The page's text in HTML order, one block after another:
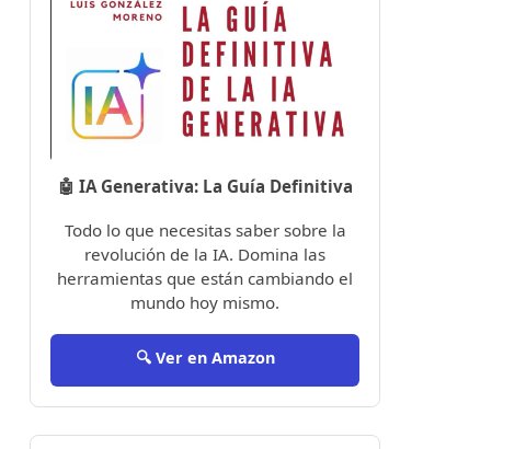
🤖 IA Generativa: La Guía Definitiva
Todo lo que necesitas saber sobre la
revolución de la IA. Domina las
herramientas que están cambiando el
mundo hoy mismo.
🔍 Ver en Amazon